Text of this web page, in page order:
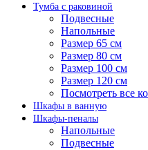
Тумба с раковиной
Подвесные
Напольные
Размер 65 см
Размер 80 см
Размер 100 см
Размер 120 см
Посмотреть все
Шкафы в ванную
Шкафы-пеналы
Напольные
Подвесные